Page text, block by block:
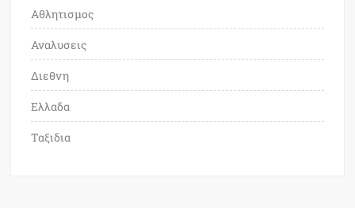
Αθλητισμος
Αναλυσεις
Διεθνη
Ελλαδα
Ταξιδια